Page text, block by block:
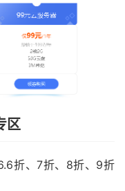
区
折、7折、8折、9折